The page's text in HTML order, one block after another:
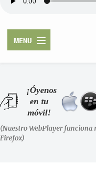
SHOWS
LA RADIO
¡Óyenos
en tu
móvil!
(Nuestro WebPlayer
Firefox)